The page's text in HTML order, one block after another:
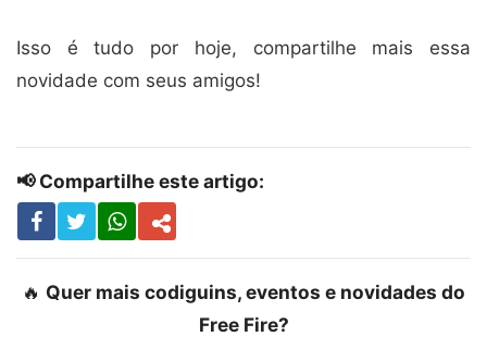
Isso é tudo por hoje, compartilhe mais essa
novidade com seus amigos!
📢 Compartilhe este artigo:
🔥 Quer mais codiguins, eventos e novidades do
Free Fire?